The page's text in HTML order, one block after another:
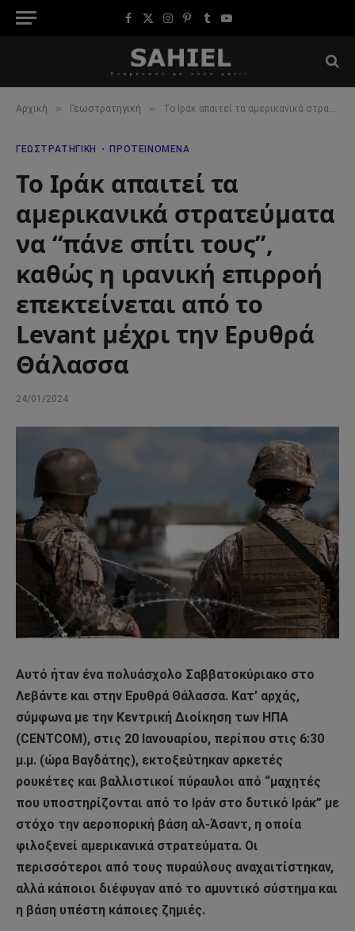
Facebook
X
Instagram
Pinterest
TumblrYouTube
Αρχική » Γεωστρατηγική » Το Ιράκ απαιτεί τα αμερικανικά στρατεύματα να “πάνε σπίτι τους”, καθώς η ιρανική επιρροή επεκτείνεται από το Levant μέχρι την Ερυθρά Θάλασσα
ΓΕΩΣΤΡΑΤΗΓΙΚΉ ΠΡΟΤΕΙΝΌΜΕΝΑ
Το Ιράκ απαιτεί τα
αμερικανικά στρατεύματα
να “πάνε σπίτι τους”,
καθώς η ιρανική επιρροή
επεκτείνεται από το
Levant μέχρι την Ερυθρά
Θάλασσα
24/01/2024
Αυτό ήταν ένα πολυάσχολο Σαββατοκύριακο στο
Λεβάντε και στην Ερυθρά Θάλασσα. Κατ’ αρχάς,
σύμφωνα με την Κεντρική Διοίκηση των ΗΠΑ
(CENTCOM), στις 20 Ιανουαρίου, περίπου στις 6:30
μ.μ. (ώρα Βαγδάτης), εκτοξεύτηκαν αρκετές
ρουκέτες και βαλλιστικοί πύραυλοι από “μαχητές
που υποστηρίζονται από το Ιράν στο δυτικό Ιράκ” με
στόχο την αεροπορική βάση αλ-Άσαντ, η οποία
φιλοξενεί αμερικανικά στρατεύματα. Οι
περισσότεροι από τους πυραύλους αναχαιτίστηκαν,
αλλά κάποιοι διέφυγαν από το αμυντικό σύστημα και
η βάση υπέστη κάποιες ζημιές.